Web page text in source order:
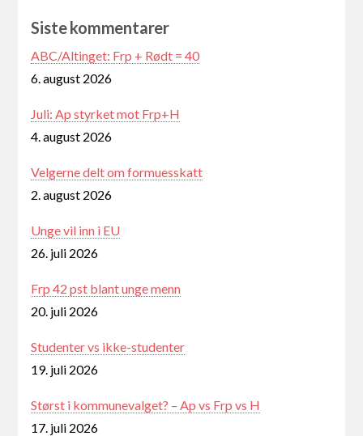
Siste kommentarer
ABC/Altinget: Frp + Rødt = 40
6. august 2026
Juli: Ap styrket mot Frp+H
4. august 2026
Velgerne delt om formuesskatt
2. august 2026
Unge vil inn i EU
26. juli 2026
Frp 42 pst blant unge menn
20. juli 2026
Studenter vs ikke-studenter
19. juli 2026
Størst i kommunevalget? – Ap vs Frp vs H
17. juli 2026